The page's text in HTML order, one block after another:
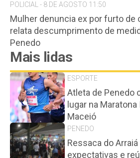
POLICIAL - 8 DE AGOSTO 11:50
Mulher denuncia ex por furto de
relata descumprimento de
Penedo
Mais lidas
ESPORTE
Atleta de Penedo
lugar na
Maceió
PENEDO
Ressaca do
expectativas e